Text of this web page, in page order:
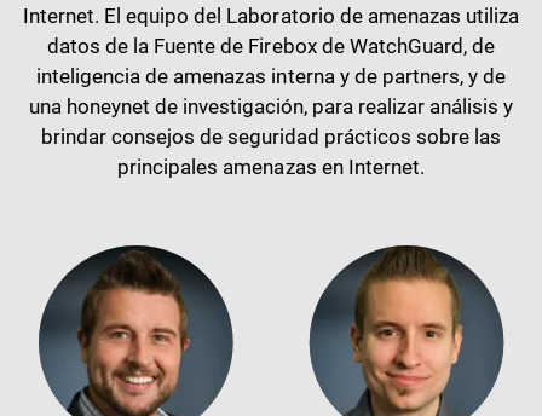
Internet. El equipo del Laboratorio de amenazas utiliza
datos de la Fuente de Firebox de WatchGuard, de
inteligencia de amenazas interna y de partners, y de
una honeynet de investigación, para realizar análisis y
brindar consejos de seguridad prácticos sobre las
principales amenazas en Internet.